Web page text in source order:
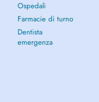
Ospedali
Farmacie di turno
Dentista
emergenza